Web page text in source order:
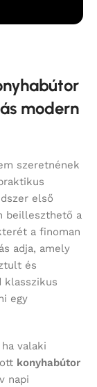
modern
szeretnének
első
beilleszthető a
a finoman
adja, amely
és
klasszikus
egy
valaki
konyhabútor
napi